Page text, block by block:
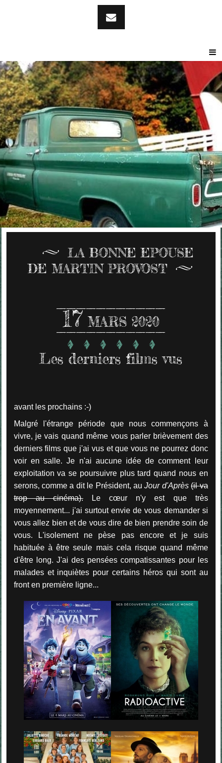
LA BONNE EPOUSE
DE MARTIN PROVOST
17 MARS 2020
Les derniers films vus
avant les prochains :-)
Malgré l'étrange période que nous commençons à
vivre, je vais quand même vous parler brièvement des
derniers films que j'ai vus et que vous ne pourrez donc
voir en salle. Je n'ai aucune idée de comment leur
exploitation va se poursuivre plus tard quand nous en
serons, comme a dit le Président, auJour d'Après (il va
trop au cinéma).Le cœur n'y est que très
moyennement... j'ai surtout envie de vous demander si
vous allez bien et de vous dire de bien prendre soin de
vous. L'isolement ne pèse pas encore et je suis
habituée à être seule mais cela risque quand même
d'être long. J'ai des pensées compatissantes pour les
malades et inquiètes pour certains héros qui sont au
front en première ligne...